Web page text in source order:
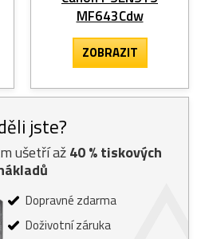
MF643Cdw
ZOBRAZIT
jste?
ušetří až40% tiskových
Dopravné zdarma
Doživotní záruka